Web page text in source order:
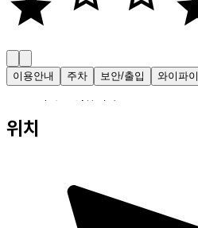
이용안내 주차 보안/출입 와이파이
위치